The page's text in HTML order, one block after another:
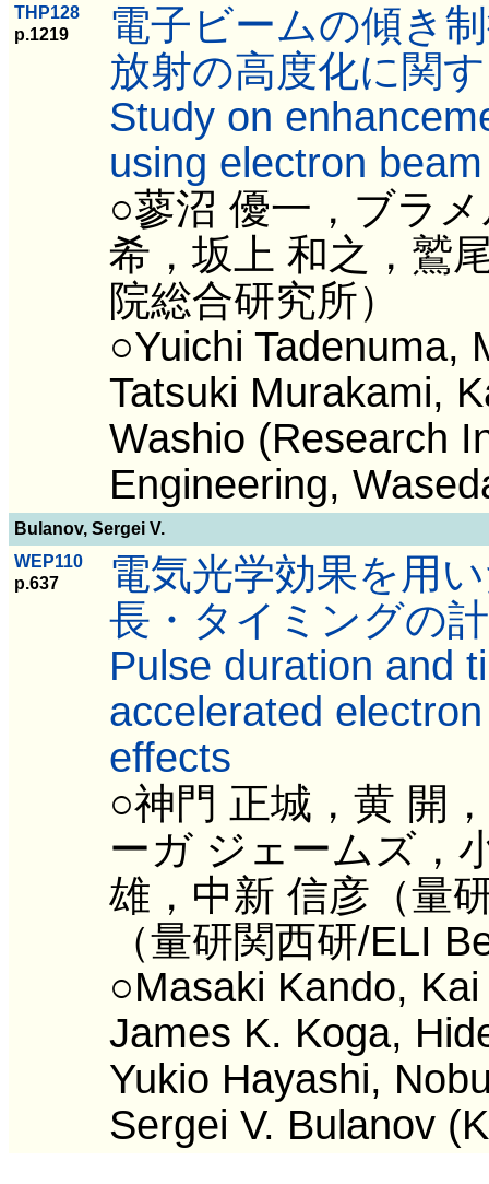
THP128
p.1219
電子ビームの傾き
放射の高度化に関
Study on
using electron
○蓼沼 優一，ブラ
希，坂上 和之，鷲
院総合研究所）
○Yuichi Tadenuma,
Tatsuki Murakami,
Washio (Research
Engineering,
Bulanov, Sergei V.
WEP110
p.637
電気光学効果を用
長・タイミングの
Pulse duration and
accelerated
effects
○神門 正城，黄 開
ーガ ジェームズ，
雄，中新 信彦（量
（量研関西研/ELI
○Masaki Kando,
James K. Koga,
Yukio Hayashi,
Sergei V. Bulanov